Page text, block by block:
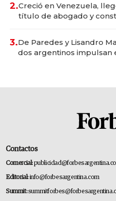
2.Creció en Venezuela,
título de abogado y
3.De Paredes y Lisandro
dos argentinos impulsan
Contactos
Comercial:
Editorial:info@forbesargentina.com
Summit: